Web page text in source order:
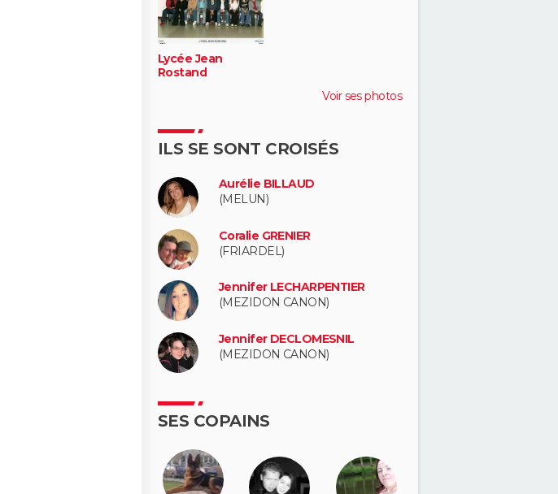
Lycée Jean
Rostand
Voir ses photos
ILS SE SONT CROISÉS
Aurélie BILLAUD
(MELUN)
Coralie GRENIER
(FRIARDEL)
Jennifer LECHARPENTIER
(MEZIDON CANON)
Jennifer DECLOMESNIL
(MEZIDON CANON)
SES COPAINS